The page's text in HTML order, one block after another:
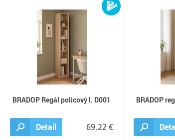
BRADOP Regál policový I. D001
Detail 69.22 €
BRADOP